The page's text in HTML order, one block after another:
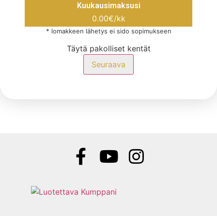
Kuukausimaksusi
0.00€/kk
* lomakkeen lähetys ei sido sopimukseen
Täytä pakolliset kentät
Seuraava